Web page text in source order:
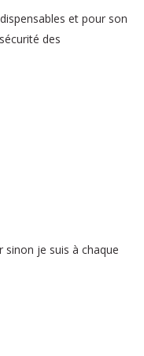
et pour son
des
sinon je suis à chaque